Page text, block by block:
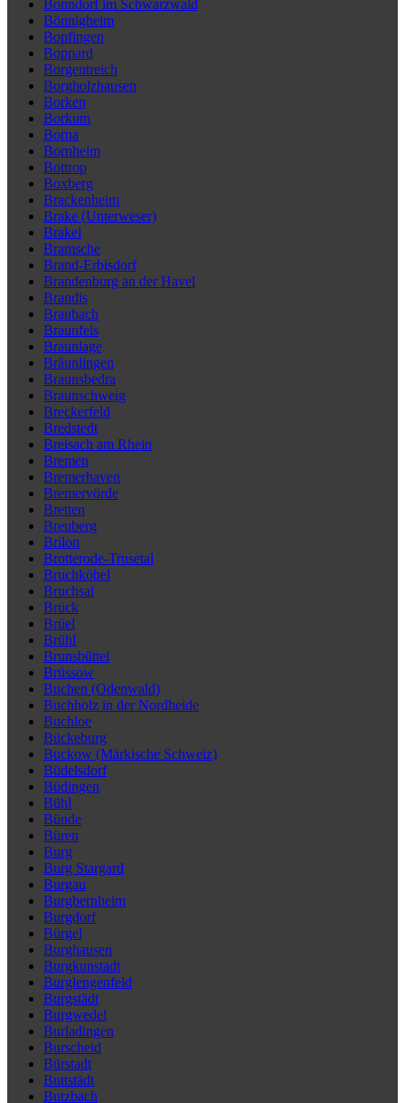
Bonndorf im Schwarzwald
Bönnigheim
Bopfingen
Boppard
Borgentreich
Borgholzhausen
Borken
Borkum
Borna
Bornheim
Bottrop
Boxberg
Brackenheim
Brake (Unterweser)
Brakel
Bramsche
Brand-Erbisdorf
Brandenburg an der Havel
Brandis
Braubach
Braunfels
Braunlage
Bräunlingen
Braunsbedra
Braunschweig
Breckerfeld
Bredstedt
Breisach am Rhein
Bremen
Bremerhaven
Bremervörde
Bretten
Breuberg
Brilon
Brotterode-Trusetal
Bruchköbel
Bruchsal
Brück
Brüel
Brühl
Brunsbüttel
Brüssow
Buchen (Odenwald)
Buchholz in der Nordheide
Buchloe
Bückeburg
Buckow (Märkische Schweiz)
Büdelsdorf
Büdingen
Bühl
Bünde
Büren
Burg
Burg Stargard
Burgau
Burgbernheim
Burgdorf
Bürgel
Burghausen
Burgkunstadt
Burglengenfeld
Burgstädt
Burgwedel
Burladingen
Burscheid
Bürstadt
Buttstädt
Butzbach